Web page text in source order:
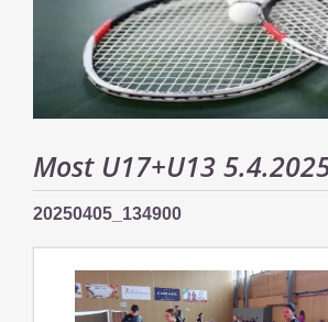
Most U17+U13
20250405_134900